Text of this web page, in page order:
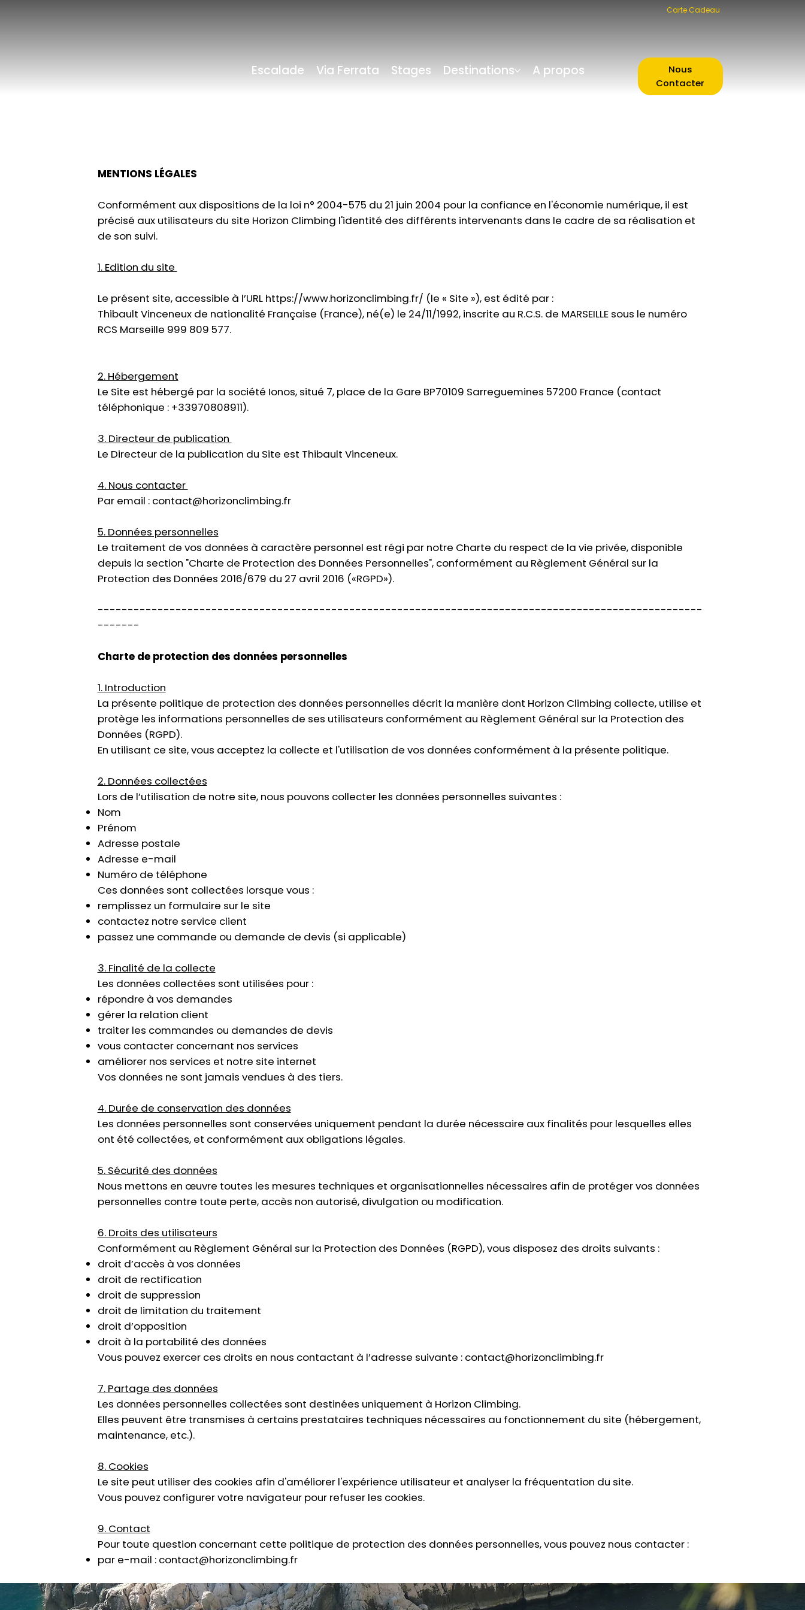
Carte Cadeau
Escalade Via Ferrata Stages Destinations A propos
Nous
Contacter
MENTIONS LÉGALES
Conformément aux dispositions de la loi n° 2004-575 du 21 juin 2004 pour la confiance en l'économie numérique, il est
précisé aux utilisateurs du site Horizon Climbing l'identité des différents intervenants dans le cadre de sa réalisation et
de son suivi.
1. Edition du site
Le présent site, accessible à l’URL https://www.horizonclimbing.fr/ (le « Site »), est édité par :
Thibault Vinceneux de nationalité Française (France), né(e) le 24/11/1992, inscrite au R.C.S. de MARSEILLE sous le numéro
RCS Marseille 999 809 577.
2. Hébergement
Le Site est hébergé par la société Ionos, situé 7, place de la Gare BP70109 Sarreguemines 57200 France (contact
téléphonique : +33970808911).
3. Directeur de publication
Le Directeur de la publication du Site est Thibault Vinceneux.
4. Nous contacter
Par email : contact@horizonclimbing.fr
5. Données personnelles
Le traitement de vos données à caractère personnel est régi par notre Charte du respect de la vie privée, disponible
depuis la section "Charte de Protection des Données Personnelles", conformément au Règlement Général sur la
Protection des Données 2016/679 du 27 avril 2016 («RGPD»).
-----------------------------------------------------------------------------------------------------
-------
Charte de protection des données personnelles
1. Introduction
La présente politique de protection des données personnelles décrit la manière dont Horizon Climbing collecte, utilise et
protège les informations personnelles de ses utilisateurs conformément au Règlement Général sur la Protection des
Données (RGPD).
En utilisant ce site, vous acceptez la collecte et l'utilisation de vos données conformément à la présente politique.
2. Données collectées
Lors de l’utilisation de notre site, nous pouvons collecter les données personnelles suivantes :
Nom
Prénom
Adresse postale
Adresse e-mail
Numéro de téléphone
Ces données sont collectées lorsque vous :
remplissez un formulaire sur le site
contactez notre service client
passez une commande ou demande de devis (si applicable)
3. Finalité de la collecte
Les données collectées sont utilisées pour :
répondre à vos demandes
gérer la relation client
traiter les commandes ou demandes de devis
vous contacter concernant nos services
améliorer nos services et notre site internet
Vos données ne sont jamais vendues à des tiers.
4. Durée de conservation des données
Les données personnelles sont conservées uniquement pendant la durée nécessaire aux finalités pour lesquelles elles
ont été collectées, et conformément aux obligations légales.
5. Sécurité des données
Nous mettons en œuvre toutes les mesures techniques et organisationnelles nécessaires afin de protéger vos données
personnelles contre toute perte, accès non autorisé, divulgation ou modification.
6. Droits des utilisateurs
Conformément au Règlement Général sur la Protection des Données (RGPD), vous disposez des droits suivants :
droit d’accès à vos données
droit de rectification
droit de suppression
droit de limitation du traitement
droit d’opposition
droit à la portabilité des données
Vous pouvez exercer ces droits en nous contactant à l’adresse suivante : contact@horizonclimbing.fr
7. Partage des données
Les données personnelles collectées sont destinées uniquement à Horizon Climbing.
Elles peuvent être transmises à certains prestataires techniques nécessaires au fonctionnement du site (hébergement,
maintenance, etc.).
8. Cookies
Le site peut utiliser des cookies afin d'améliorer l'expérience utilisateur et analyser la fréquentation du site.
Vous pouvez configurer votre navigateur pour refuser les cookies.
9. Contact
Pour toute question concernant cette politique de protection des données personnelles, vous pouvez nous contacter :
par e-mail : contact@horizonclimbing.fr